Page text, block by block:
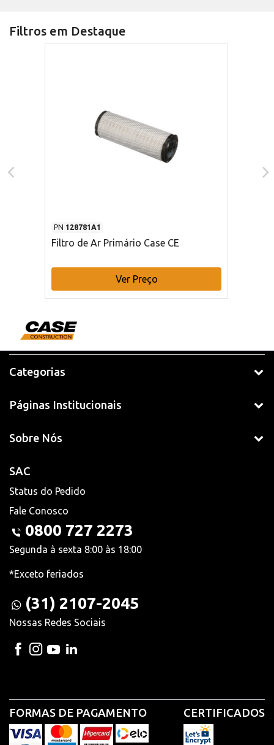
Filtros em Destaque
PN 128781A1
Filtro de Ar Primário Case CE
Ver Preço
Categorias
Páginas Institucionais
Sobre Nós
SAC
Status do Pedido
Fale Conosco
0800 727 2273
Segunda à sexta 8:00 às 18:00
*Exceto feriados
(31) 2107-2045
Nossas Redes Sociais
FORMAS DE PAGAMENTO CERTIFICADOS